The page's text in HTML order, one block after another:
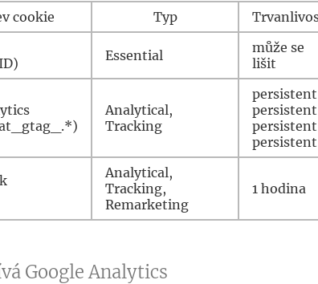
cookie Typ
Essential
může se
lišit
Analytical,
Tracking
persistent
persistent
persistent
persistent
Analytical,
Tracking,
Remarketing
1 hodina
Google Analytics